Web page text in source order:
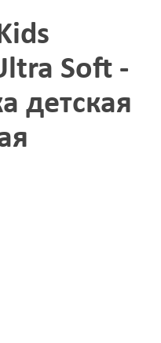
Soft -
детская